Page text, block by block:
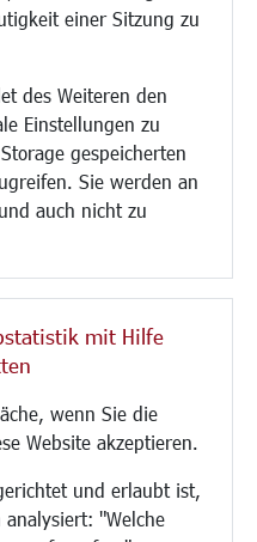
einer Sitzung zu
des Weiteren den
Einstellungen zu
gespeicherten
Sie werden an
auch nicht zu
mit Hilfe
wenn Sie die
Website akzeptieren.
und erlaubt ist,
"Welche